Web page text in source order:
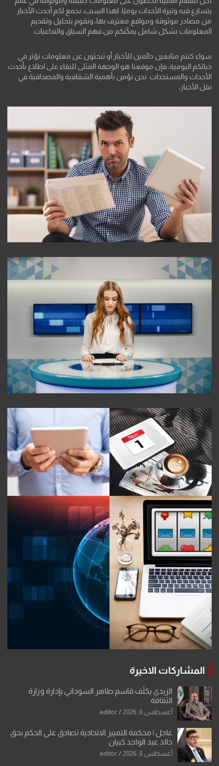
يتسارع فيه وتيرة الأحداث يوميًا. لهذا السبب، نجمع لكم أحدث الأخبار
من مصادر موثوقة ومواقع معترف بها، ونقوم بتحليل وتقديم
المعلومات بشكل شامل يمكّنكم من فهم السياق والتداعيات.
سواء كنتم متابعين دائمين للأخبار أو تبحثون عن معلومات تؤثر في
حياتكم اليومية، فإن موقعنا هو الوجهة المثلى للبقاء على اطلاع بأحدث
الأحداث والمستجدات. نحن نؤمن بأهمية الشفافية والمصداقية في
نقل الأخبار،
المشاركات الاخيرة
الزيدي يكلّف قاسم طاهر السوداني بإدارة وزارة
الثقافة
أغسطس 6, 2026 editor
عاجل | محكمة التمييز الاتحادية تصادق على الحكم بحق
خالد عبد الواحد كبيان
أغسطس 6, 2026 editor